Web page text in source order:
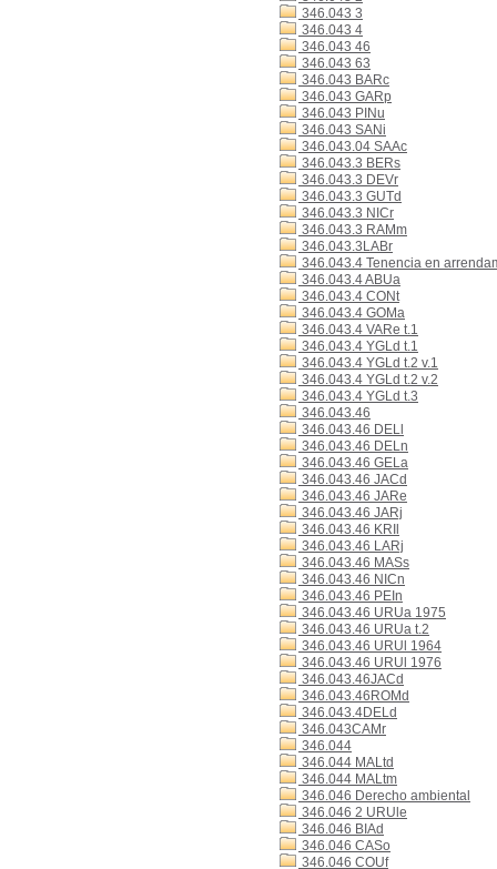
346.043 3
346.043 4
346.043 46
346.043 63
346.043 BARc
346.043 GARp
346.043 PINu
346.043 SANi
346.043.04 SAAc
346.043.3 BERs
346.043.3 DEVr
346.043.3 GUTd
346.043.3 NICr
346.043.3 RAMm
346.043.3LABr
346.043.4 Tenencia en
346.043.4 ABUa
346.043.4 CONt
346.043.4 GOMa
346.043.4 VARe t.1
346.043.4 YGLd t.1
346.043.4 YGLd t.2 v.1
346.043.4 YGLd t.2 v.2
346.043.4 YGLd t.3
346.043.46
346.043.46 DELl
346.043.46 DELn
346.043.46 GELa
346.043.46 JACd
346.043.46 JARe
346.043.46 JARj
346.043.46 KRIl
346.043.46 LARj
346.043.46 MASs
346.043.46 NICn
346.043.46 PEIn
346.043.46 URUa 1975
346.043.46 URUa t.2
346.043.46 URUl 1964
346.043.46 URUl 1976
346.043.46JACd
346.043.46ROMd
346.043.4DELd
346.043CAMr
346.044
346.044 MALtd
346.044 MALtm
346.046 Derecho ambiental
346.046 2 URUle
346.046 BIAd
346.046 CASo
346.046 COUf